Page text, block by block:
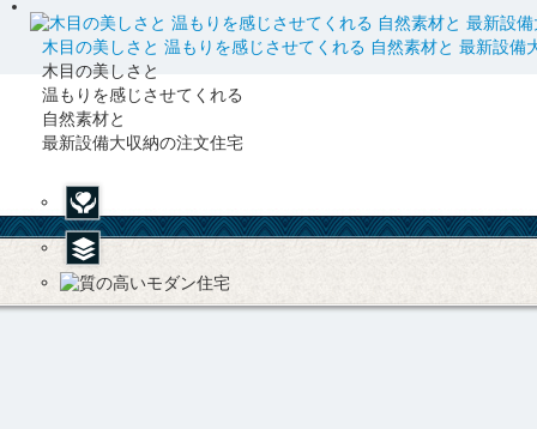
木目の美しさと 温もりを感じさせてくれる 自然素材と 最新設備
木目の美しさと
温もりを感じさせてくれる
自然素材と
最新設備大収納の注文住宅